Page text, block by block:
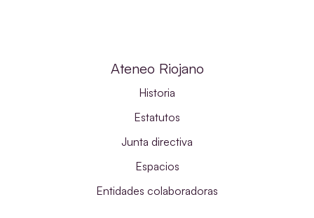
Ateneo Riojano
Historia
Estatutos
Junta directiva
Espacios
Entidades colaboradoras